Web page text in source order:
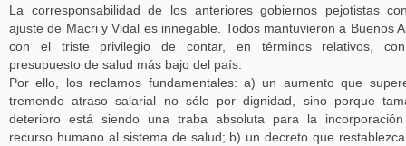
La corresponsabilidad de los anteriores gobiernos pejotistas
ajuste de Macri y Vidal es innegable. Todos mantuvieron a Buenos
con el triste privilegio de contar, en términos relativos,
presupuesto de salud más bajo del país.
Por ello, los reclamos fundamentales: a) un aumento que
tremendo atraso salarial no sólo por dignidad, sino porque
deterioro está siendo una traba absoluta para la
recurso humano al sistema de salud; b) un decreto que